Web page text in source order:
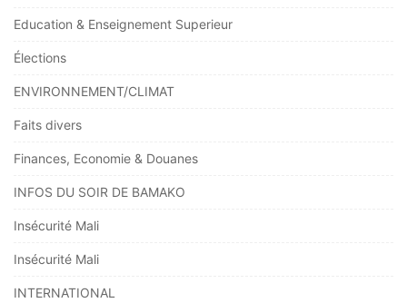
Education & Enseignement Superieur
Élections
ENVIRONNEMENT/CLIMAT
Faits divers
Finances, Economie & Douanes
INFOS DU SOIR DE BAMAKO
Insécurité Mali
Insécurité Mali
INTERNATIONAL